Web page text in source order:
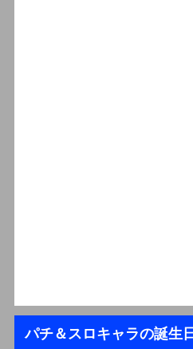
パチ＆スロキャラの誕生日